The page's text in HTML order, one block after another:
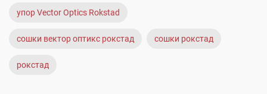
упор Vector Optics Rokstad
сошки вектор оптикс рокстад сошки рокстад
рокстад